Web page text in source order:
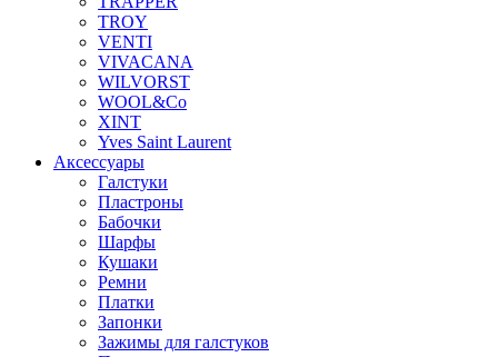
TROY
VENTI
VIVACANA
WILVORST
WOOL&Co
XINT
Yves Saint Laurent
Аксессуары
Галстуки
Пластроны
Бабочки
Шарфы
Кушаки
Ремни
Платки
Запонки
Зажимы для галстуков